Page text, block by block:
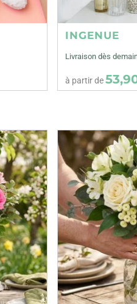
INGENUE
Livraison dès
à partir de